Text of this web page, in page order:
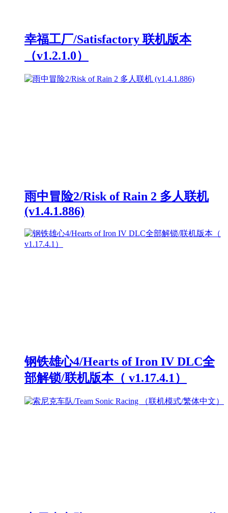
幸福工厂/Satisfactory 联机版本
（v1.2.1.0）
雨中冒险2/Risk of Rain 2 多人联机
(v1.4.1.886)
钢铁雄心4/Hearts of Iron IV DLC全
部解锁/联机版本（ v1.17.4.1）